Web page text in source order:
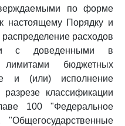
по форме
к настоящему Порядку и
расходов
с доведенными в
лимитами бюджетных
и (или) исполнение
классификации
100 "Федеральное
"Общегосударственные